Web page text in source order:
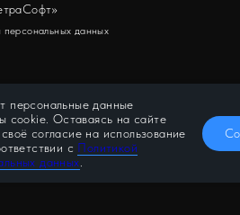
персональные данные
cookie. Оставаясь на сайте
согласие на использование
с Политикой
данных
персональных данных